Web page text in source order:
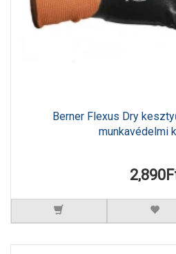
Berner Flexus Dry
munkavédelmi